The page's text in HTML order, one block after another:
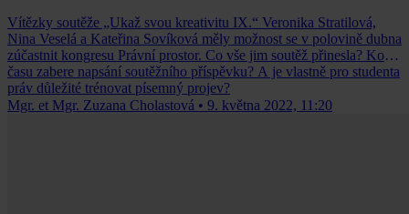
Vítězky soutěže „Ukaž svou kreativitu IX.“ Veronika Stratilová,
Nina Veselá a Kateřina Sovíková měly možnost se v polovině dubna
zúčastnit kongresu Právní prostor. Co vše jim soutěž přinesla? Kolik
času zabere napsání soutěžního příspěvku? A je vlastně pro studenta
práv důležité trénovat písemný projev?
Mgr. et Mgr. Zuzana Cholastová • 9. května 2022, 11:20